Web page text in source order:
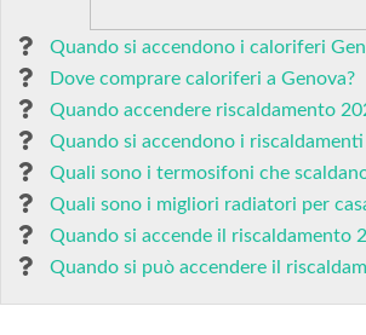
Quando si accendono i caloriferi
Dove comprare caloriferi a Genova?
Quando accendere riscaldamento
Quando si accendono i riscaldamenti
Quali sono i termosifoni che
Quali sono i migliori radiatori per
Quando si accende il riscaldamento
Quando si può accendere il